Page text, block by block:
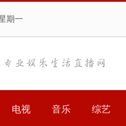
期一
电视 音乐 综艺